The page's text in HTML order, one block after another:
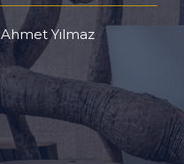
Ahmet Yılmaz